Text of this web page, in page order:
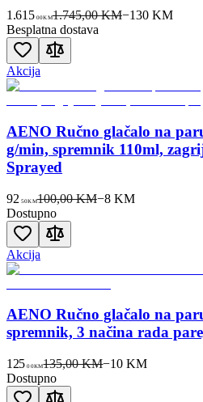
1.615 00KM1.745,00 KM−130KM
Besplatna dostava
Akcija
AENO Ručno glačalo na
g/min, spremnik 110ml,
Sprayed
92 50KM100,00 KM−8KM
Dostupno
Akcija
AENO Ručno glačalo na
spremnik, 3 načina rada
125 00KM135,00 KM−10 KM
Dostupno